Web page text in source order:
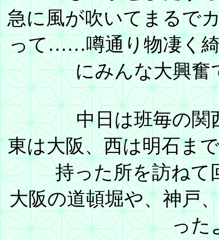
急に風が吹いてまるで
って……噂通り物凄く
にみんな大興奮
中日は班毎の関
東は大阪、西は明石ま
持った所を訪ねて
大阪の道頓堀や、神戸
った